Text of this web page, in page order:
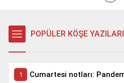
POPÜLER KÖŞE YAZILARI